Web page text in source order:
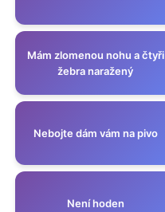
Mám zlomenou nohu a čtyři
žebra naražený
Nebojte dám vám na pivo
Není hoden